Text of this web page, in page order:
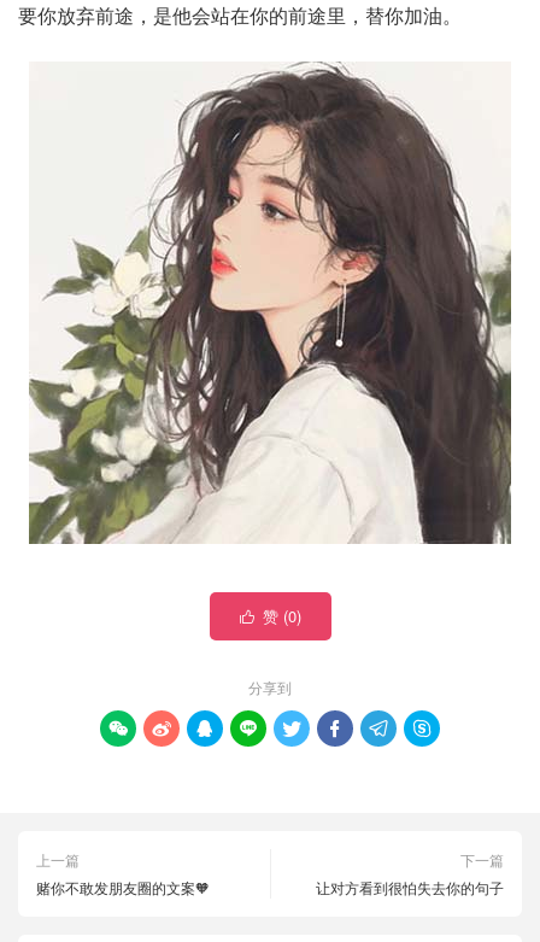
要你放弃前途，是他会站在你的前途里，替你加油。
 赞 (0)
分享到
       
上一篇
赌你不敢发朋友圈的文案🧡
下一篇
让对方看到很怕失去你的句子